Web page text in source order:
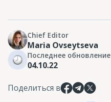
Chief Editor
Maria Ovseytseva
Последнее обновление
04.10.22
Поделиться в